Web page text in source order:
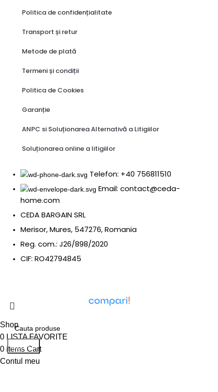
Politica de confidențialitate
Transport și retur
Metode de plată
Termeni și condiții
Politica de Cookies
Garanție
ANPC si Soluționarea Alternativă a Litigiilor
Soluționarea online a litigiilor
Telefon: +40 756811510
Email: contact@ceda-
home.com
CEDA BARGAIN SRL
Merisor, Mures, 547276, Romania
Reg. com.: J26/898/2020
CIF: RO42794845
Search
Shop
0 LISTA FAVORITE
0 items Cart
Contul meu